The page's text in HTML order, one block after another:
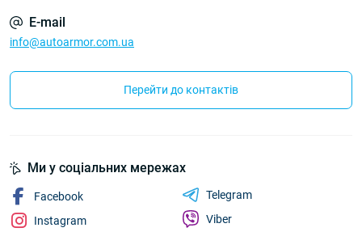
E-mail
info@autoarmor.com.ua
Перейти до контактів
Ми у соціальних мережах
Facebook
Instagram
Telegram
Viber